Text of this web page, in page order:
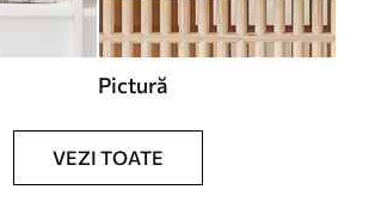
Pictură
VEZI TOATE